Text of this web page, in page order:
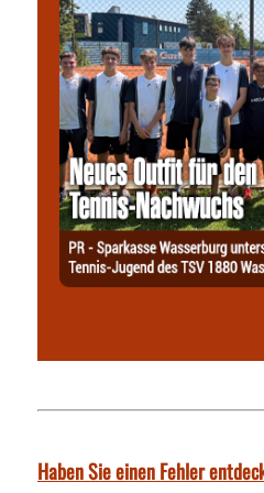
Haben Sie einen Fehler